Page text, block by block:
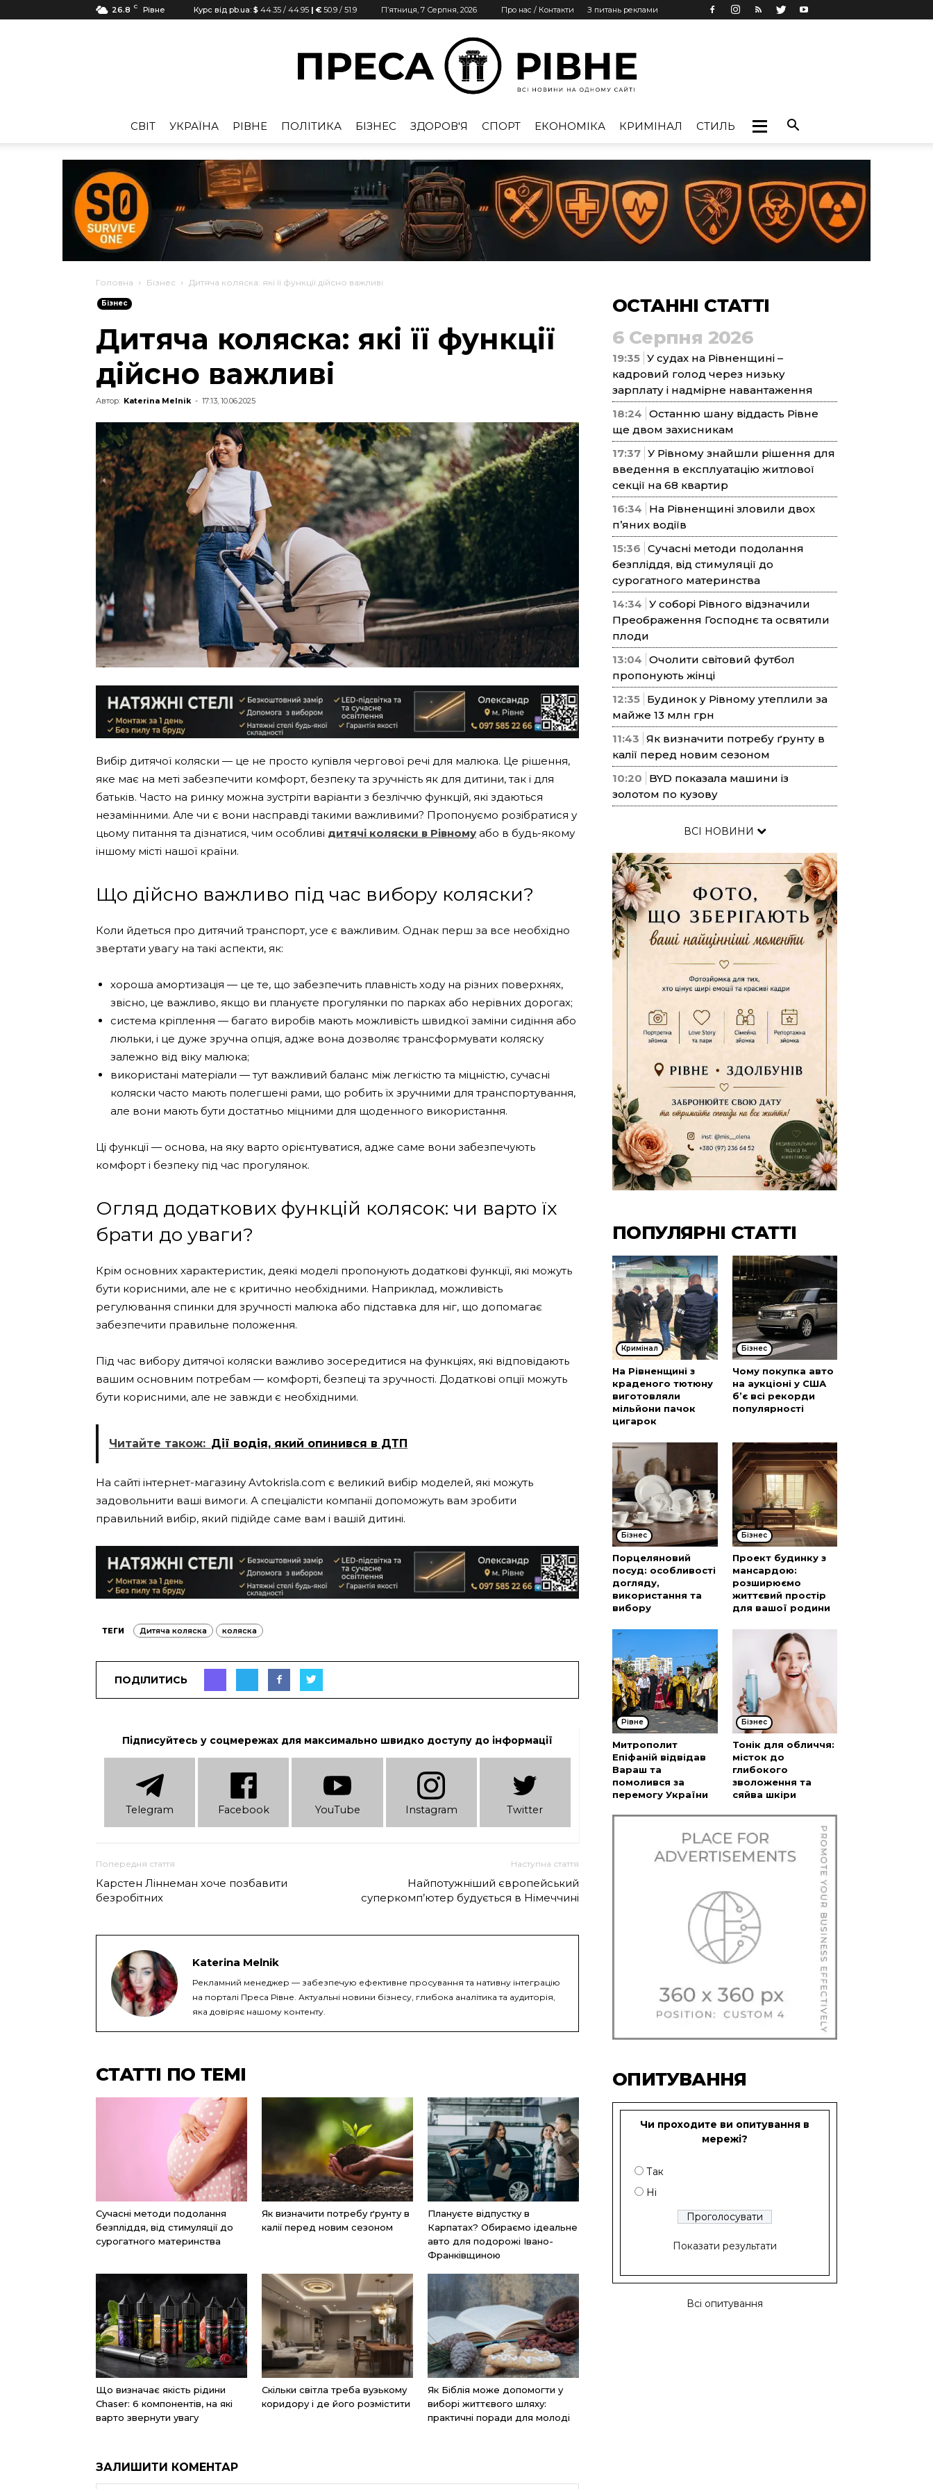
26.8 C Рівне Курс від pb.ua: $ 44.35 / 44.95 | € 50.9 / 51.9 П’ятниця, 7 Серпня, 2026 Про нас / Контакти З питань реклами
Рівне
CВІТ УКРАЇНА РІВНЕ ПОЛІТИКА БІЗНЕС ЗДОРОВ'Я СПОРТ ЕКОНОМІКА КРИМІНАЛ СТИЛЬ
Головна Бізнес Дитяча коляска: які її функції дійсно важливі
Бізнес
Дитяча коляска: які її функції
дійсно важливі
Автор: Katerina Melnik - 17:13, 10.06.2025
Вибір дитячої коляски — це не просто купівля чергової речі для малюка. Це рішення,
яке має на меті забезпечити комфорт, безпеку та зручність як для дитини, так і для
батьків. Часто на ринку можна зустріти варіанти з безліччю функцій, які здаються
незамінними. Але чи є вони насправді такими важливими? Пропонуємо розібратися у
цьому питання та дізнатися, чим особливі дитячі коляски в Рівному або в будь-якому
іншому місті нашої країни.
Що дійсно важливо під час вибору коляски?
Коли йдеться про дитячий транспорт, усе є важливим. Однак перш за все необхідно
звертати увагу на такі аспекти, як:
хороша амортизація — це те, що забезпечить плавність ходу на різних поверхнях,
звісно, це важливо, якщо ви плануєте прогулянки по парках або нерівних дорогах;
система кріплення — багато виробів мають можливість швидкої заміни сидіння або
люльки, і це дуже зручна опція, адже вона дозволяє трансформувати коляску
залежно від віку малюка;
використані матеріали — тут важливий баланс між легкістю та міцністю, сучасні
коляски часто мають полегшені рами, що робить їх зручними для транспортування,
але вони мають бути достатньо міцними для щоденного використання.
Ці функції — основа, на яку варто орієнтуватися, адже саме вони забезпечують
комфорт і безпеку під час прогулянок.
Огляд додаткових функцій колясок: чи варто їх
брати до уваги?
Крім основних характеристик, деякі моделі пропонують додаткові функції, які можуть
бути корисними, але не є критично необхідними. Наприклад, можливість
регулювання спинки для зручності малюка або підставка для ніг, що допомагає
забезпечити правильне положення.
Під час вибору дитячої коляски важливо зосередитися на функціях, які відповідають
вашим основним потребам — комфорті, безпеці та зручності. Додаткові опції можуть
бути корисними, але не завжди є необхідними.
Читайте також: Дії водія, який опинився в ДТП
На сайті інтернет-магазину Avtokrisla.com є великий вибір моделей, які можуть
задовольнити ваші вимоги. А спеціалісти компанії допоможуть вам зробити
правильний вибір, який підійде саме вам і вашій дитині.
ТЕГИ Дитяча коляска коляска
ПОДІЛИТИСЬ
Підписуйтесь у соцмережах для максимально швидко доступу до інформації
Telеgram Facebook YouTube Instagram Twitter
Попередня стаття
Карстен Ліннеман хоче позбавити
безробітних
Наступна стаття
Найпотужніший європейський
суперкомп’ютер будується в Німеччині
Katerina Melnik
Рекламний менеджер — забезпечую ефективне просування та нативну інтеграцію
на порталі Преса Рівне. Актуальні новини бізнесу, глибока аналітика та аудиторія,
яка довіряє нашому контенту.
СТАТТІ ПО ТЕМІ
Сучасні методи подолання
безпліддя, від стимуляції до
сурогатного материнства
Як визначити потребу ґрунту в
калії перед новим сезоном
Плануєте відпустку в
Карпатах? Обираємо ідеальне
авто для подорожі Івано-
Франківщиною
Що визначає якість рідини
Chaser: 6 компонентів, на які
варто звернути увагу
Скільки світла треба вузькому
коридору і де його розмістити
Як Біблія може допомогти у
виборі життєвого шляху:
практичні поради для молоді
ЗАЛИШИТИ КОМЕНТАР
ОСТАННІ СТАТТІ
6 Серпня 2026
19:35 У судах на Рівненщині –
кадровий голод через низьку
зарплату і надмірне навантаження
18:24 Останню шану віддасть Рівне
ще двом захисникам
17:37 У Рівному знайшли рішення для
введення в експлуатацію житлової
секції на 68 квартир
16:34
На Рівненщині зловили двох
п’яних водіїв
15:36 Сучасні методи подолання
безпліддя, від стимуляції до
сурогатного материнства
14:34 У соборі Рівного відзначили
Преображення Господнє та освятили
плоди
13:04 Очолити світовий футбол
пропонують жінці
12:35 Будинок у Рівному утеплили за
майже 13 млн грн
11:43 Як визначити потребу ґрунту в
калії перед новим сезоном
10:20
BYD показала машини із
золотом по кузову
ВСІ НОВИНИ
ПОПУЛЯРНІ СТАТТІ
Кримінал
На Рівненщині з
краденого тютюну
виготовляли
мільйони пачок
цигарок
Бізнес
Чому покупка авто
на аукціоні у США
б’є всі рекорди
популярності
Бізнес
Порцеляновий
посуд: особливості
догляду,
використання та
вибору
Бізнес
Проект будинку з
мансардою:
розширюємо
життєвий простір
для вашої родини
Рівне
Митрополит
Епіфаній відвідав
Вараш та
помолився за
перемогу України
Бізнес
Тонік для обличчя:
місток до
глибокого
зволоження та
сяйва шкіри
ОПИТУВАННЯ
Чи проходите ви опитування в
мережі?
Так
Ні
Показати результати
Всі опитування